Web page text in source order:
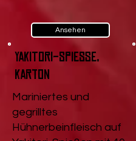
Ansehen
Yakitori-Spieße,
Karton
Mariniertes und
gegrilltes
Hühnerbeinfleisch auf